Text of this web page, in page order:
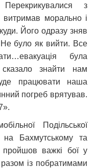
з
морально і
Його одразу зняв
було як вийти. Все
була
знайти нам
працювати наша
погреб врятував.
Подільської
на Бахмутському та
пройшов важкі бої у
із побратимами